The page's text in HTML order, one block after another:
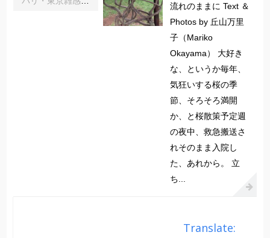
流れのままに Text ＆
Photos by 丘山万里
子（Mariko
Okayama） 大好き
な、というか毎年、
気狂いする桜の季
節、そろそろ満開
か、と桜散策予定週
の夜中、救急搬送さ
れそのまま入院し
た、あれから。 立
ち...
Translate: